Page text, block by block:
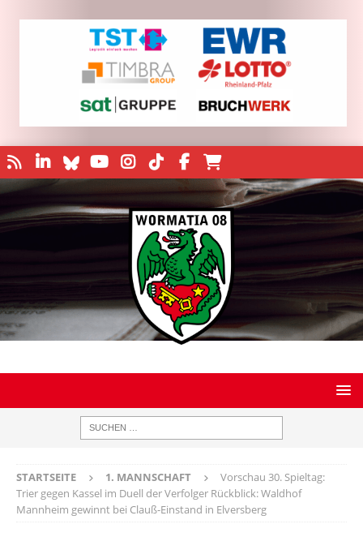
STARTSEITE 1. MANNSCHAFT
Vorschau 30. Spieltag:
Trier gegen Kassel im Duell der Verfolger Rückblick: Waldhof
Mannheim gewinnt bei Clauß-Einstand in Elversberg